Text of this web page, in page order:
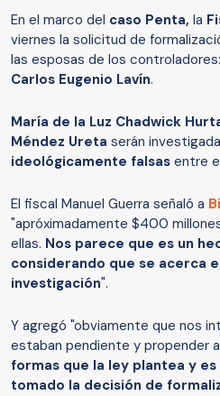
En el marco del caso Penta, la
viernes la solicitud de
las esposas de los controladores:
Carlos Eugenio Lavín.
María de la Luz Chadwick
Méndez Ureta serán
ideológicamente falsas entre
El fiscal Manuel Guerra señaló a
"apróximadamente $400
ellas. Nos parece que es un
considerando que se acerca
investigación".
Y agregó "obviamente que nos
estaban pendiente y propender
formas que la ley plantea y
tomado la decisión de